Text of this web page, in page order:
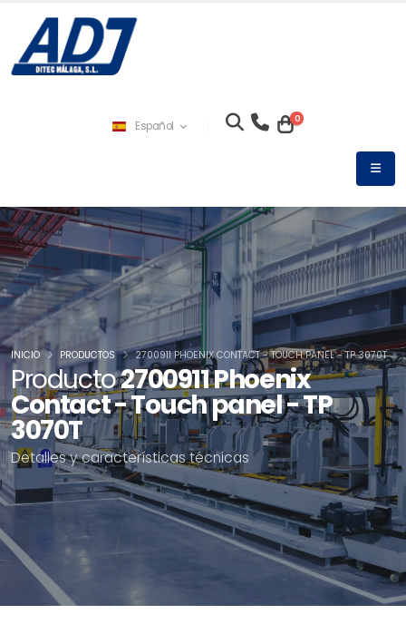
Español 0
Producto2700911 Phoenix
Contact - Touch panel - TP
3070T
Detalles y características técnicas
INICIO PRODUCTOS 2700911 PHOENIX CONTACT - TOUCH PANEL - TP 3070T